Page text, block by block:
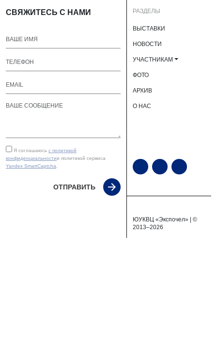
СВЯЖИТЕСЬ С НАМИ
Я соглашаюсь с политикой
конфиденциальностии политикой сервиса
Yandex SmartCaptcha
ОТПРАВИТЬ
РАЗДЕЛЫ
ВЫСТАВКИ
НОВОСТИ
УЧАСТНИКАМ
ФОТО
АРХИВ
О НАС
ЮУКВЦ «Экспочел» | ©
2013–2026